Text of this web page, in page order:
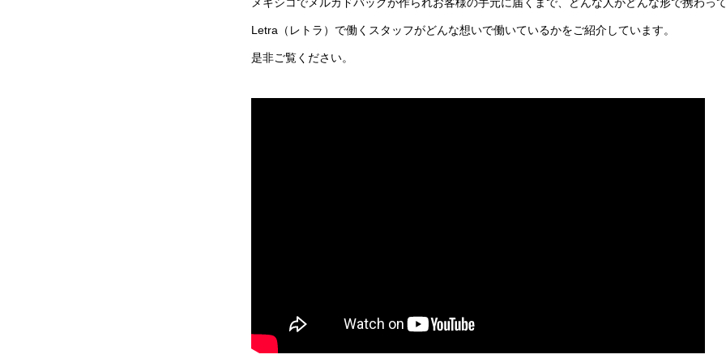
Letra（レトラ）で働くスタッフがどんな想いで働いているかをご紹介しています。
是非ご覧ください。